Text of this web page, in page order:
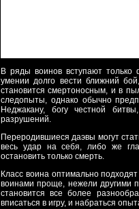
В ряды воинов вступают
умении долго вести ближний
становится смертоносным, и в
следопыты, однако обычно
Неджакану, богу честной
разрушений.
Переродившиеся даэвы могут
весь удар на себя, либо же
остановить только смерть.
Класс воина оптимально
воинами проще, нежели другими
становится все более
вписаться в игру, и набраться